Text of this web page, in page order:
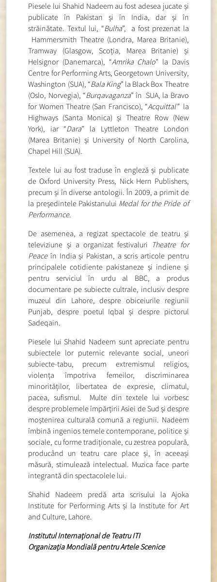
Piesele lui Shahid Nadeem au fost adesea jucate și
publicate în Pakistan și în India, dar și în
străinătate. Textul lui, “Bulha”, a fost prezenat la
Hammersmith Theatre (Londra, Marea Britanie),
Tramway (Glasgow, Scoția, Marea Britanie) și
Helsignor (Danemarca), “Amrika Chalo” la Davis
Centre for Performing Arts, Georgetown University,
Washington (SUA), “Bala King” la Black Box Theatre
(Oslo, Norvegia), “Burqavaganza” în SUA, la Bravo
for Women Theatre (San Francisco), “Acquittal”la
Highways (Santa Monica) și Theatre Row (New
York), iar “Dara” la Lyttleton Theatre London
(Marea Britanie) și University of North Carolina,
Chapel Hill (SUA).
Textele lui au fost traduse în engleză și publicate
de Oxford University Press, Nick Hern Publishers,
precum și în diverse antologii. În 2009, a primit de
la președintele Pakistanului Medal for the Pride of
Performance.
De asemenea, a regizat spectacole de teatru și
televiziune și a organizat festivaluri Theatre for
Peaceîn India și Pakistan, a scris articole pentru
principalele cotidiente pakistaneze și indiene și
pentru serviciul în urdu al BBC, a produs
documentare pe subiecte cultrale, inclusiv despre
muzeul din Lahore, despre obiceiurile regiunii
Punjab, despre poetul Iqbal și despre pictorul
Sadeqain.
Piesele lui Shahid Nadeem sunt apreciate pentru
subiectele lor puternic relevante social, uneori
subiecte-tabu, precum extremismul religios,
violența împotriva femeilor, discriminarea
minorităților, libertatea de expresie, climatul,
pacea, sufismul. Multe din textele lui vorbesc
despre problemele împărțirii Asiei de Sud și despre
moștenirea culturală comună a regiunii. Nadeem
îmbină ingenios temele contemporane, politice și
sociale, cu forme tradiționale, cu zestrea populară,
producând un teatru care place și, în aceeași
măsură, stimulează intelectual. Muzica face parte
integrantă din spectacolele lui.
Shahid Nadeem predă arta scrisului la Ajoka
Institute for Performing Arts și la Institute for Art
and Culture, Lahore.
Institutul Internațional de Teatru ITI
Organizația Mondială pentru Artele Scenice